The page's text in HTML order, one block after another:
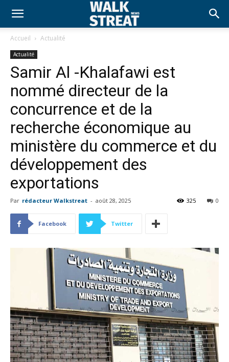
Accueil Actualité
Actualité
Samir Al -Khalafawi est
nommé directeur de la
concurrence et de la
recherche économique au
ministère du commerce et du
développement des
exportations
Par rédacteur Walkstreat - août 28, 2025 0
325
Facebook Twitter